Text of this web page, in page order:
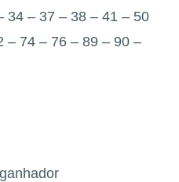
34 – 37 – 38 – 41 – 50
– 74 – 76 – 89 – 90 –